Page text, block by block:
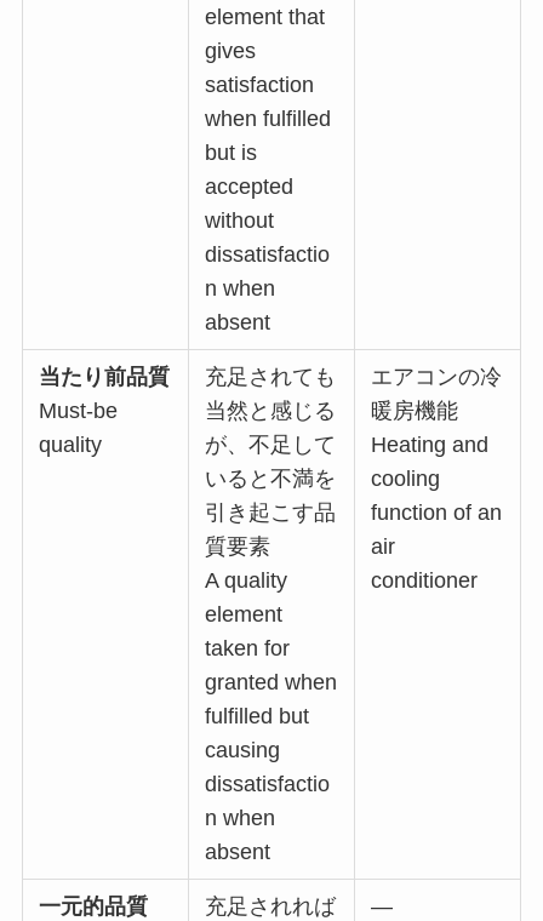
element that
gives
satisfaction
when fulfilled
but is
accepted
without
dissatisfactio
n when
absent
当たり前品質
Must-be
quality
充足されても
当然と感じる
が、不足して
いると不満を
引き起こす品
質要素
A quality
element
taken for
granted when
fulfilled but
causing
dissatisfactio
n when
absent
エアコンの冷
暖房機能
Heating and
cooling
function of an
air
conditioner
一元的品質
充足されれば
—